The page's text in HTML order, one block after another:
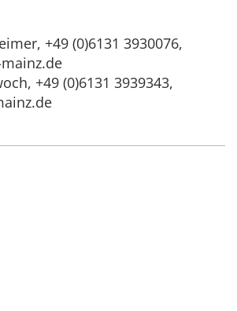
+49 (0)6131 3930076,
+49 (0)6131 3939343,